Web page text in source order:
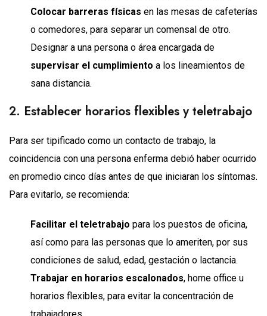
Colocar barreras físicas en las mesas de cafeterías
o comedores, para separar un comensal de otro.
Designar a una persona o área encargada de
supervisar el cumplimiento a los lineamientos de
sana distancia.
2. Establecer horarios flexibles y teletrabajo
Para ser tipificado como un contacto de trabajo, la
coincidencia con una persona enferma debió haber ocurrido
en promedio cinco días antes de que iniciaran los síntomas.
Para evitarlo, se recomienda:
Facilitar el teletrabajo para los puestos de oficina,
así como para las personas que lo ameriten, por sus
condiciones de salud, edad, gestación o lactancia.
Trabajar en horarios escalonados, home office u
horarios flexibles, para evitar la concentración de